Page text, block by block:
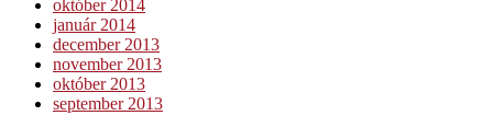
október 2014
január 2014
december 2013
november 2013
október 2013
september 2013